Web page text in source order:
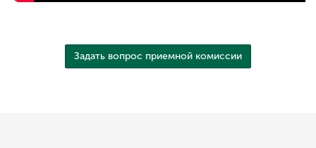
Задать вопрос приемной комиссии